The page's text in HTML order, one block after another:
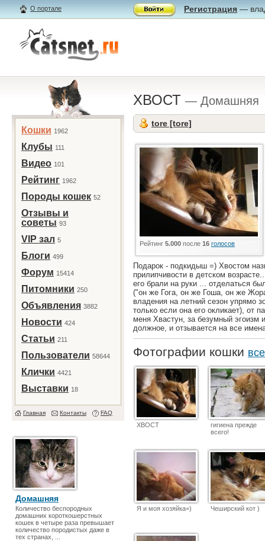
О портале Регистрация —
Кошки 1962
Клубы 111
Видео 101
Рейтинг 1962
Породы кошек 52
Отзывы и
советы 93
VIP зал 5
Блоги 499
Форум 15414
Питомники 250
Объявления 3882
Новости 424
Статьи 211
Пользователи 58644
Клички 4421
Выставки 18
Главная Контакты FAQ
Домашняя
Количество беспородных
домашних короткошерстных
кошек в четыре раза превышает
количество породистых даже в
тех странах, ...
ХВОСТ — Домашняя
tore [tore]
Рейтинг 5.000 после 16 голосов
Подарок - подкидыш =) Хвостом
прилипчивости в детском
его брали на руки ... отделаться
("он же Гога, он же Гоша, он же
владения на летний сезон упрямо
только если она его окликает), от
меня Хвастун, за безумный эгоизм
должное, и отзывается на все
Фотографии кошки
ХВОСТ
гигиена прежде
всего!
Я и моя хозяйка=) Чеширский кот )